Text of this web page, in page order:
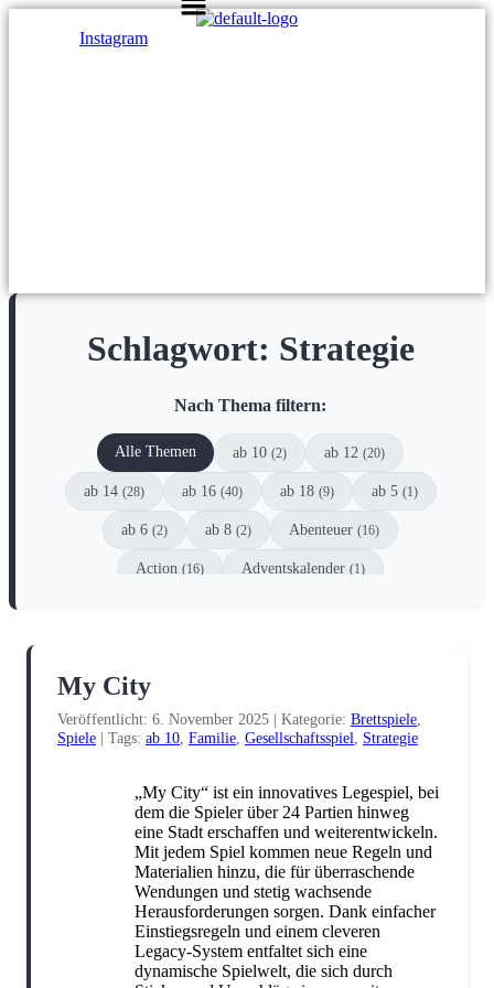
Instagram
Schlagwort: Strategie
Nach Thema filtern:
Alle Themen ab 10 (2) ab 12 (20)
ab 14 (28) ab 16 (40) ab 18 (9) ab 5 (1)
ab 6 (2) ab 8 (2) Abenteuer (16)
Action (16) Adventskalender (1)
DC Black Label(1) Detektive(1) Drama(6)
Enemies-to-Lovers(5) Erstleser(1)
Escape(1) Familie(2) Fanliteratur(4)
Fantasy(51) Filme(2) Gesellschaftsspiel(1)
Graphic Novel(2) Historisch(3) Horror(12)
Humor(6) Jugendbuch(1) Kinderbuch
My City
Veröffentlicht: 6. November 2025 | Kategorie: Brettspiele
Spiele | Tags: ab 10 Familie Gesellschaftsspiel Strategie
„My City“ ist ein innovatives Legespiel, bei
dem die Spieler über 24 Partien hinweg
eine Stadt erschaffen und weiterentwickeln.
Mit jedem Spiel kommen neue Regeln und
Materialien hinzu, die für überraschende
Wendungen und stetig wachsende
Herausforderungen sorgen. Dank einfacher
Einstiegsregeln und einem cleveren
Legacy-System entfaltet sich eine
dynamische Spielwelt, die sich durch